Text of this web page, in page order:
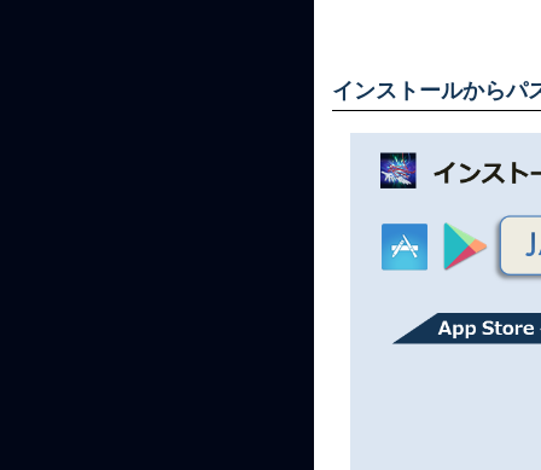
インストールからパ